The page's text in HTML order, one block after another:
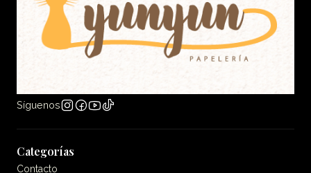
Síguenos
Categorías
Contacto